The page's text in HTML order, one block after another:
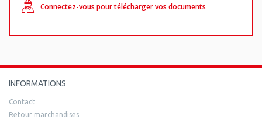
Connectez-vous pour télécharger vos documents
INFORMATIONS
Contact
Retour marchandises